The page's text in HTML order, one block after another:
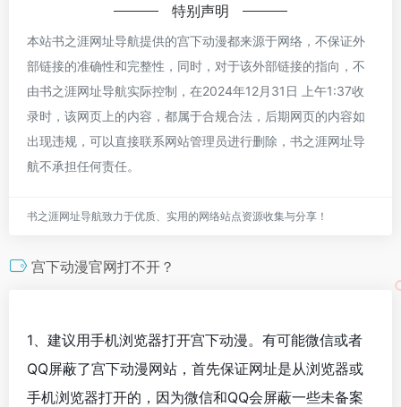
特别声明
本站书之涯网址导航提供的宫下动漫都来源于网络，不保证外
部链接的准确性和完整性，同时，对于该外部链接的指向，不
由书之涯网址导航实际控制，在2024年12月31日 上午1:37收
录时，该网页上的内容，都属于合规合法，后期网页的内容如
出现违规，可以直接联系网站管理员进行删除，书之涯网址导
航不承担任何责任。
书之涯网址导航致力于优质、实用的网络站点资源收集与分享！
宫下动漫官网打不开？
1、建议用手机浏览器打开宫下动漫。有可能微信或者
QQ屏蔽了宫下动漫网站，首先保证网址是从浏览器或
手机浏览器打开的，因为微信和QQ会屏蔽一些未备案